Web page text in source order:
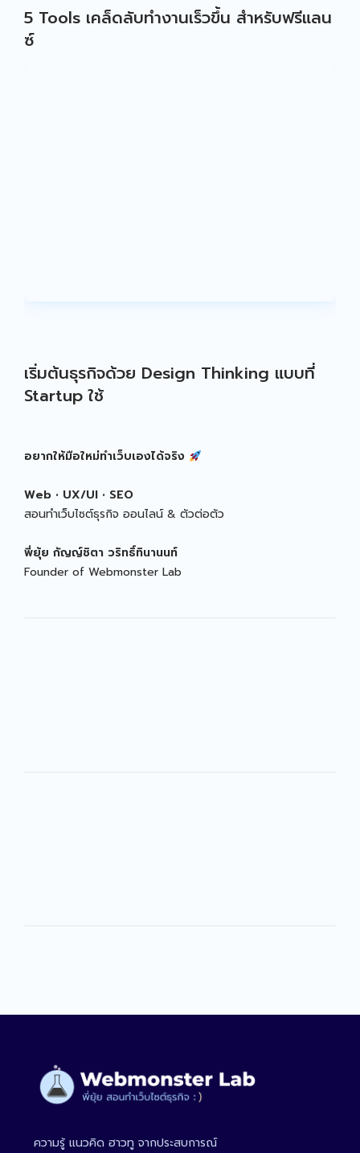
5 Tools เคล็ดลับทำงานเร็วขึ้น สำหรับฟรีแลน
ซ์
เริ่มต้นธุรกิจด้วย Design Thinking แบบที่
Startup ใช้
อยากให้มือใหม่ทำเว็บเองได้จริง
Web • UX/UI • SEO
สอนทำเว็บไซต์ธุรกิจ ออนไลน์ & ตัวต่อตัว
พี่ยุ้ย กัญญ์ชิตา วริทธิ์ทินานนท์
Founder of Webmonster Lab
ความรู้ แนวคิด ฮาวทู จากประสบการณ์